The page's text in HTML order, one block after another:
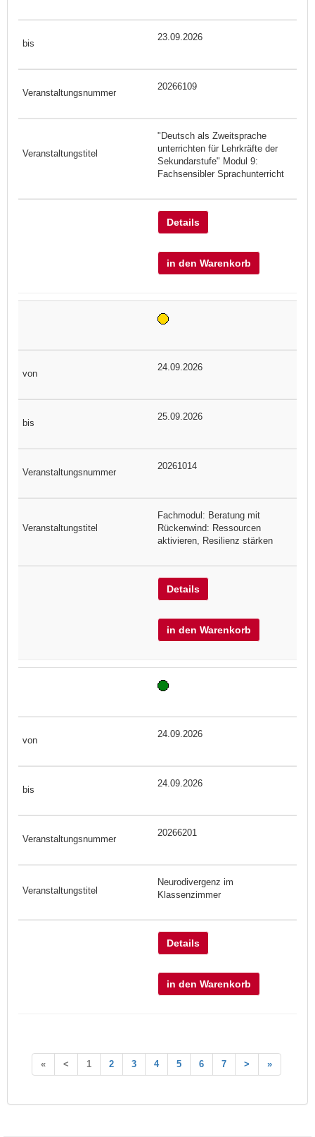
23.09.2026
20266109
"Deutsch als Zweitsprache
unterrichten für Lehrkräfte der
Sekundarstufe" Modul 9:
Fachsensibler Sprachunterricht
Details
in den Warenkorb
24.09.2026
25.09.2026
20261014
Fachmodul: Beratung mit
Rückenwind: Ressourcen
aktivieren, Resilienz stärken
Details
in den Warenkorb
24.09.2026
24.09.2026
20266201
Neurodivergenz im
Klassenzimmer
Details
in den Warenkorb
« < 1 2 3 4 5 6 7 > »